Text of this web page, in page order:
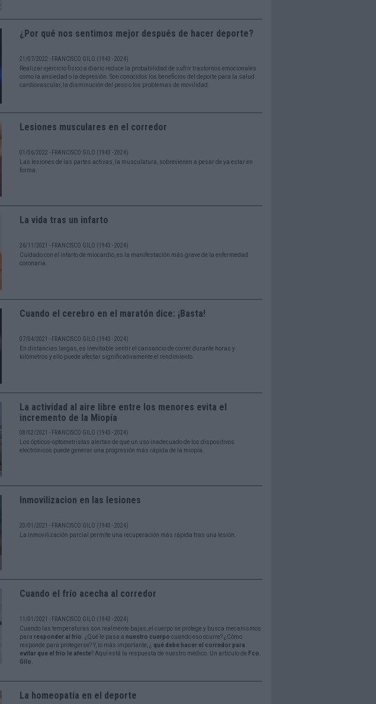
¿Por qué nos sentimos mejor después de hacer deporte?
21/07/2022 - FRANCISCO GILO (1943 - 2024)
Realizar ejercicio físico a diario reduce la probabilidad de sufrir trastornos emocionales
como la ansiedad o la depresión. Son conocidos los beneficios del deporte para la salud
cardiovascular, la disminución del peso o los problemas de movilidad.
Lesiones musculares en el corredor
01/06/2022 - FRANCISCO GILO (1943 - 2024)
Las lesiones de las partes activas, la musculatura, sobrevienen a pesar de ya estar en
forma.
La vida tras un infarto
26/11/2021 - FRANCISCO GILO (1943 - 2024)
Cuidado con el infarto de miocardio, es la manifestación más grave de la enfermedad
coronaria.
Cuando el cerebro en el maratón dice: ¡Basta!
07/04/2021 - FRANCISCO GILO (1943 - 2024)
En distancias largas, es inevitable sentir el cansancio de correr durante horas y
kilómetros y ello puede afectar significativamente el rendimiento.
La actividad al aire libre entre los menores evita el
incremento de la Miopía
08/02/2021 - FRANCISCO GILO (1943 - 2024)
Los ópticos-optometristas alertan de que un uso inadecuado de los dispositivos
electrónicos puede generar una progresión más rápida de la miopía.
Inmovilizacion en las lesiones
20/01/2021 - FRANCISCO GILO (1943 - 2024)
La inmovilización parcial permite una recuperación más rápida tras una lesión.
Cuando el frío acecha al corredor
11/01/2021 - FRANCISCO GILO (1943 - 2024)
Cuando las temperaturas son realmente bajas, el cuerpo se protege y busca mecanismos
para responder al frío . ¿Qué le pasa a nuestro cuerpo cuando eso ocurre? ¿Cómo
responde para protegerse? Y, lo más importante, ¿ qué debe hacer el corredor para
evitar que el frío le afecte? Aquí está la respuesta de nuestro médico. Un artículo de Fco.
Gilo
La homeopatía en el deporte